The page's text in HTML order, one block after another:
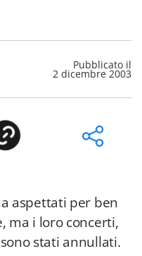
Pubblicato il
2 dicembre 2003
aspettati per ben
ma i loro concerti,
stati annullati.